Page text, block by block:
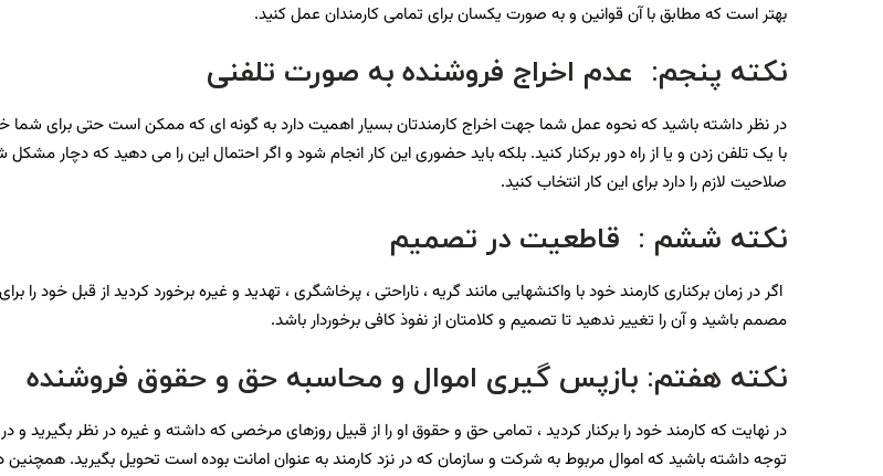
بهتر است که مطابق با آن قوانین و به صورت یکسان برای تمامی کارمندان عمل کنید.
نکته پنجم: عدم اخراج فروشنده به صورت تلفنی
در نظر داشته باشید که نحوه عمل شما جهت اخراج کارمندتان بسیار اهمیت دارد به گونه ای که ممکن است حتی برای شما
با یک تلفن زدن و یا از راه دور برکنار کنید. بلکه باید حضوری این کار انجام شود و اگر احتمال این را می دهید که
صلاحیت لازم را دارد برای این کار انتخاب کنید.
نکته ششم : قاطعیت در تصمیم
اگر در زمان برکناری کارمند خود با واکنشهایی مانند گریه ، ناراحتی ، پرخاشگری ، تهدید و غیره برخورد کردید از قبل خود
مصمم باشید و آن را تغییر ندهید تا تصمیم و کلامتان از نفوذ کافی برخوردار باشد.
نکته هفتم: بازپس گیری اموال و محاسبه حق و حقوق فروشنده
در نهایت که کارمند خود را برکنار کردید ، تمامی حق و حقوق او را از قبیل روزهای مرخصی که داشته و غیره در نظر بگیرید و
توجه داشته باشید که اموال مربوط به شرکت و سازمان که در نزد کارمند به عنوان امانت بوده است تحویل بگیرید. همچنین